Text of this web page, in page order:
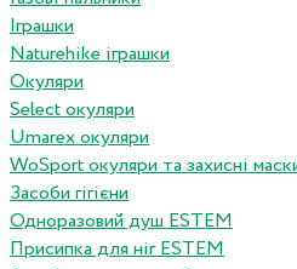
Іграшки
Naturehike іграшки
Окуляри
Select окуляри
Umarex окуляри
WoSport окуляри та захисні
Засоби гігієни
Одноразовий душ ESTEM
Присипка для ніг ESTEM